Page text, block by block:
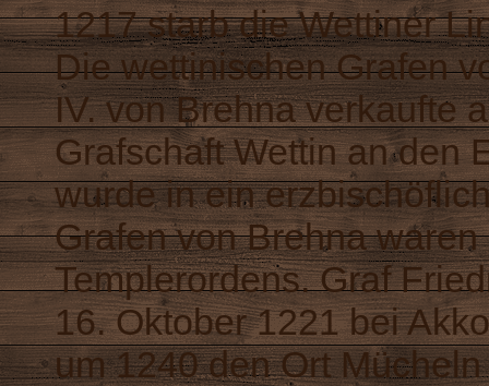
1217 starb die Wettiner
Die wettinischenGrafen
IV. von Brehna verkaufte
Grafschaft Wettin an den
wurde in ein
Grafen von Brehna
Templerordens. Graf
16. Oktober 1221 bei
um 1240 den Ort Mücheln